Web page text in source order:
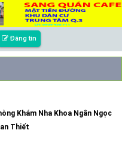
Đăng tin
Khám Nha Khoa Ngân Ngọc
Thiết